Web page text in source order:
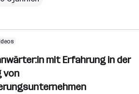
mit Erfahrung in der
von